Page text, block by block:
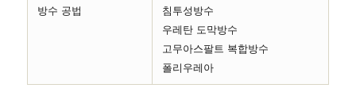
방수 공법
침투성방수
우레탄 도막방수
고무아스팔트 복합방수
폴리우레아